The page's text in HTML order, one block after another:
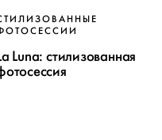
Luna: стилизованная